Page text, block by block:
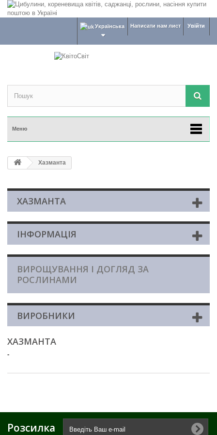
Увійти
Написати нам лист
Українська
Меню
Хазманта
ХАЗМАНТА
ІНФОРМАЦІЯ
ВИРОЩУВАННЯ І ДОГЛЯД ЗА
РОСЛИНАМИ
ВИРОБНИКИ
ХАЗМАНТА
-
Розсилка